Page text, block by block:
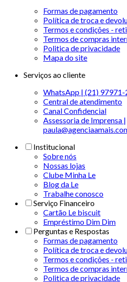
Formas de pagamento
Política de troca e
Termos e condições -
Termos de compras
Politica de privacidade
Mapa do site
Serviços ao cliente
WhatsApp | (21) 97971-
Central de atendimento
Canal Confidencial
Assessoria de Imprensa |
Institucional
Sobre nós
Nossas lojas
Clube Minha Le
Blog da Le
Trabalhe conosco
Serviço Financeiro
Cartão Le biscuit
Empréstimo Dim Dim
Perguntas e Respostas
Formas de pagamento
Política de troca e
Termos e condições -
Termos de compras
Politica de privacidade